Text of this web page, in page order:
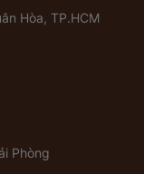
Hòa, TP.HCM
Phòng